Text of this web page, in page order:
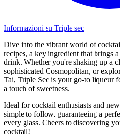
Informazioni su Triple sec
Dive into the vibrant world of
recipes, a key ingredient that brings
drink. Whether you're shaking up a
sophisticated Cosmopolitan, or
Tai, Triple Sec is your go-to liqueur
a touch of sweetness.
Ideal for cocktail enthusiasts and
simple to follow, guaranteeing a
every glass. Cheers to discovering
cocktail!